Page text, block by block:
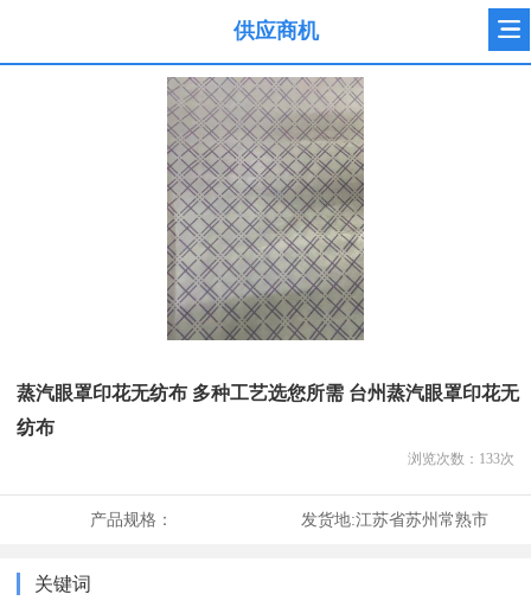
供应商机
蒸汽眼罩印花无纺布 多种工艺选您所需 台州蒸汽眼罩印花无
纺布
浏览次数： 133次
产品规格： 发货地:江苏省苏州常熟市
关键词